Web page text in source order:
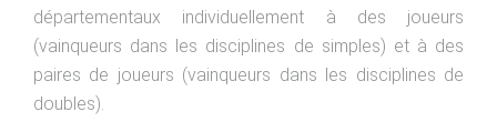
départementaux individuellement à des joueurs
(vainqueurs dans les disciplines de simples) et à des
paires de joueurs (vainqueurs dans les disciplines de
doubles).